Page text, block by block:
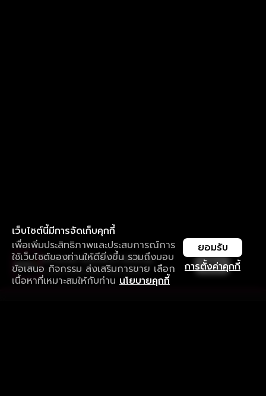
เว็บไซต์นี้มีการจัดเก็บคุกกี้
เพื่อเพิ่มประสิทธิภาพและประสบการณ์การ
ใช้เว็บไซต์ของท่านให้ดียิ่งขึ้น รวมถึงมอบ
ข้อเสนอ กิจกรรม ส่งเสริมการขาย เลือก
เนื้อหาที่เหมาะสมให้กับท่าน นโยบายคุกกี้
การตั้งค่าคุกกี้
ยอมรับ
ใช้งานแอป ลื่นไหลกว่า ไม่มีสะดุด
ดาวน์โหลดแอปเพื่อการรับชมที่ดีกว่า เปิด